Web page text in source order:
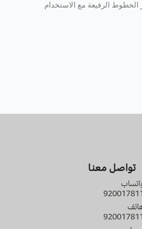
الرفيعة مع الاستخدام
تواصل معنا